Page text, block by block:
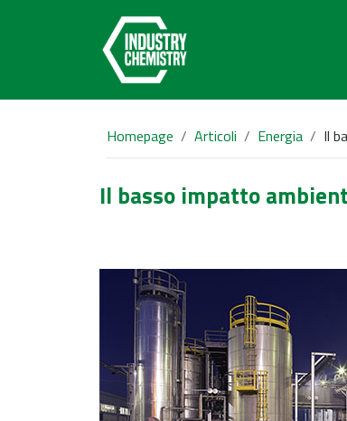
Homepage Articoli Energia Il
Il basso impatto